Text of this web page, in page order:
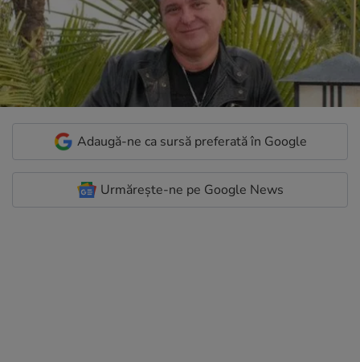
Adaugă-ne ca sursă preferată în Google
Urmărește-ne pe Google News